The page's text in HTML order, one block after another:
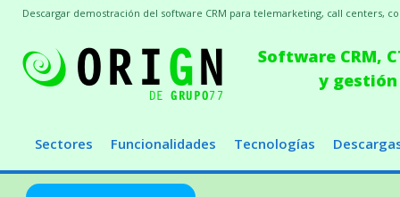
Software CRM,
y
Sectores Funcionalidades Tecnologías
Descargar demostración del software CRM para telemarketing, call centers,